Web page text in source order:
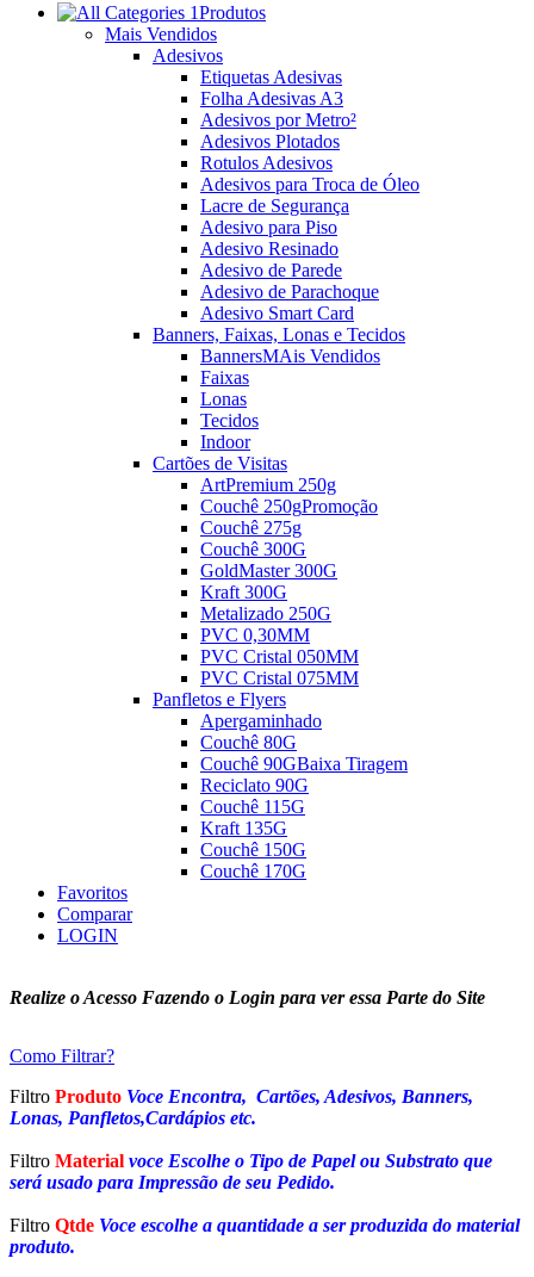
Produtos
Mais Vendidos
Adesivos
Etiquetas Adesivas
Folha Adesivas A3
Adesivos por Metro²
Adesivos Plotados
Rotulos Adesivos
Adesivos para Troca de Óleo
Lacre de Segurança
Adesivo para Piso
Adesivo Resinado
Adesivo de Parede
Adesivo de Parachoque
Adesivo Smart Card
Banners, Faixas, Lonas e Tecidos
BannersMAis Vendidos
Faixas
Lonas
Tecidos
Indoor
Cartões de Visitas
ArtPremium 250g
Couchê 250gPromoção
Couchê 275g
Couchê 300G
GoldMaster 300G
Kraft 300G
Metalizado 250G
PVC 0,30MM
PVC Cristal 050MM
PVC Cristal 075MM
Panfletos e Flyers
Apergaminhado
Couchê 80G
Couchê 90GBaixa Tiragem
Reciclato 90G
Couchê 115G
Kraft 135G
Couchê 150G
Couchê 170G
Favoritos
Comparar
LOGIN
Realize o Acesso Fazendo o Login para ver essa Parte do Site
Como Filtrar?
Filtro Produto Voce Encontra, Cartões, Adesivos, Banners,
Lonas, Panfletos,Cardápios etc.
Filtro Material voce Escolhe o Tipo de Papel ou Substrato que
será usado para Impressão de seu Pedido.
Filtro Qtde Voce escolhe a quantidade a ser produzida do material
produto.